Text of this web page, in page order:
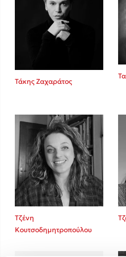
El Sombrero
Στέφανος Ξενάκης
Sebastian Fitzek
Rebecca Yarros
Teo Benedetti
Τζένη Κουτσοδημητροπούλου
Emily Henry
Ali Hazelwood
Cori Doerrfeld
Pierdomenico Baccalario
Δανάη Ιμπραχήμ
Τάκης Ζαχαράτος
Τζένη
Κουτσοδημητροπούλου